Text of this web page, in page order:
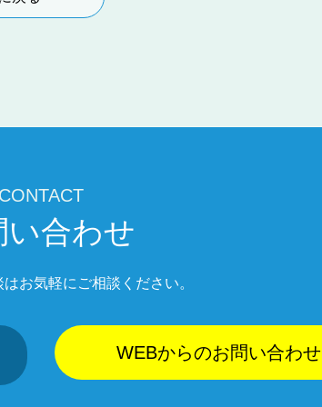
CONTACT
い合わせ
お気軽にご相談ください。
WEBからのお問い合わせ